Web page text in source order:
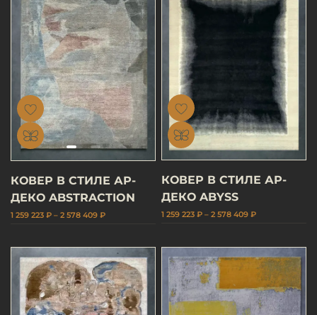
КОВЕР В СТИЛЕ АР-
ДЕКО ABSTRACTION
1 259 223 ₽ – 2 578 409 ₽
КОВЕР В СТИЛЕ АР-
ДЕКО ABYSS
1 259 223 ₽ – 2 578 409 ₽